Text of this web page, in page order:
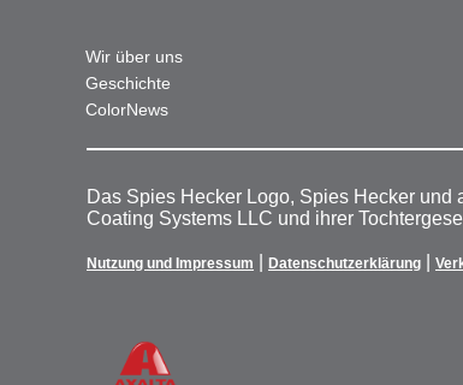
Wir über uns
Geschichte
ColorNews
Das Spies Hecker Logo, Spies Hecker
Coating Systems LLC und ihrer
Nutzung und Impressum Datenschutzerklärung